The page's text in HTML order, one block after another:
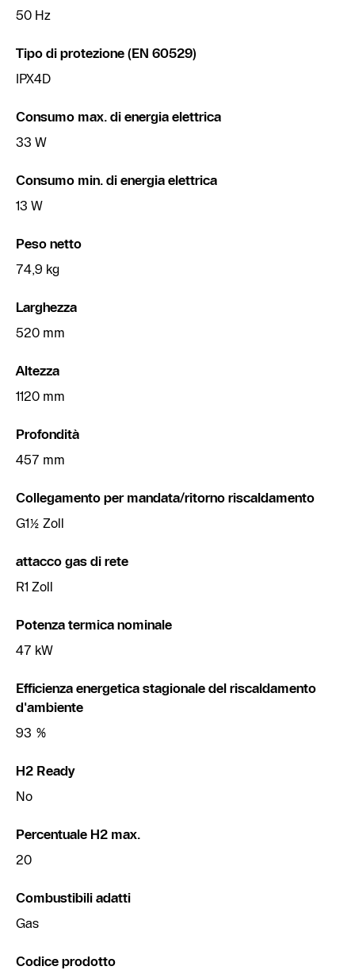
50 Hz
Tipo di protezione (EN 60529)
IPX4D
Consumo max. di energia elettrica
33 W
Consumo min. di energia elettrica
13 W
Peso netto
74,9 kg
Larghezza
520 mm
Altezza
1120 mm
Profondità
457 mm
Collegamento per mandata/ritorno riscaldamento
G1½ Zoll
attacco gas di rete
R1 Zoll
Potenza termica nominale
47 kW
Efficienza energetica stagionale del riscaldamento
d'ambiente
93 %
H2 Ready
No
Percentuale H2 max.
20
Combustibili adatti
Gas
Codice prodotto